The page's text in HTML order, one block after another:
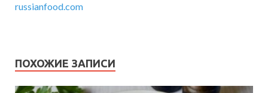
russianfood.com
ПОХОЖИЕ ЗАПИСИ